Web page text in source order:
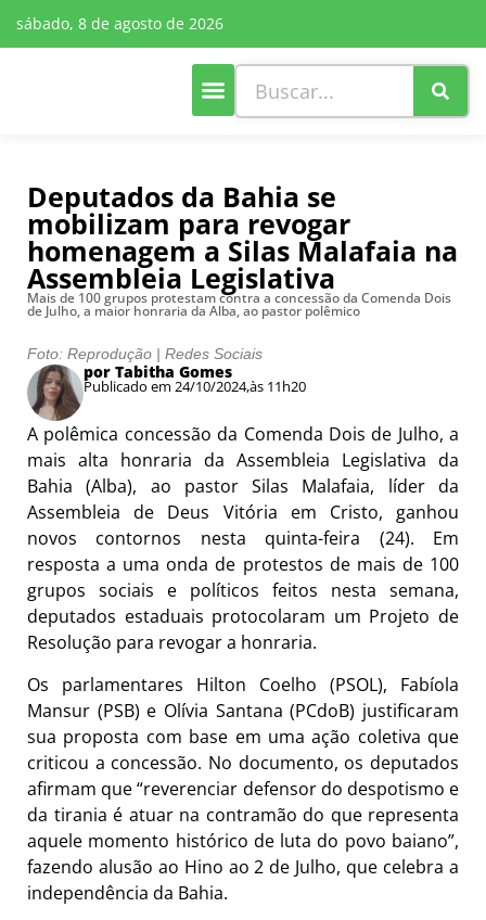
sábado, 8 de agosto de 2026
Deputados da Bahia se
mobilizam para revogar
homenagem a Silas Malafaia na
Assembleia Legislativa
Mais de 100 grupos protestam contra a concessão da Comenda Dois
de Julho, a maior honraria da Alba, ao pastor polêmico
Foto: Reprodução | Redes Sociais
por Tabitha Gomes
Publicado em 24/10/2024,às 11h20
A polêmica concessão da Comenda Dois de Julho, a
mais alta honraria da Assembleia Legislativa da
Bahia (Alba), ao pastor Silas Malafaia, líder da
Assembleia de Deus Vitória em Cristo, ganhou
novos contornos nesta quinta-feira (24). Em
resposta a uma onda de protestos de mais de 100
grupos sociais e políticos feitos nesta semana,
deputados estaduais protocolaram um Projeto de
Resolução para revogar a honraria.
Os parlamentares Hilton Coelho (PSOL), Fabíola
Mansur (PSB) e Olívia Santana (PCdoB) justificaram
sua proposta com base em uma ação coletiva que
criticou a concessão. No documento, os deputados
afirmam que “reverenciar defensor do despotismo e
da tirania é atuar na contramão do que representa
aquele momento histórico de luta do povo baiano”,
fazendo alusão ao Hino ao 2 de Julho, que celebra a
independência da Bahia.